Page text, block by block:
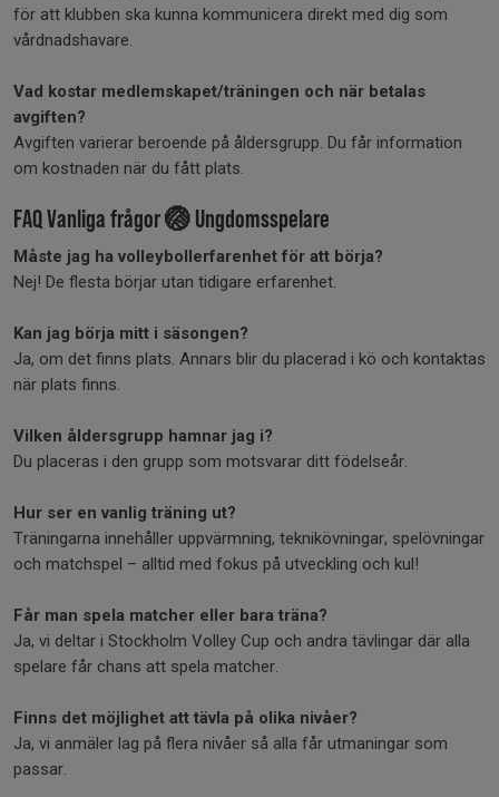
för att klubben ska kunna kommunicera direkt med dig som
vårdnadshavare.
Vad kostar medlemskapet/träningen och när betalas
avgiften?
Avgiften varierar beroende på åldersgrupp. Du får information
om kostnaden när du fått plats.
FAQ Vanliga frågor 🏐 Ungdomsspelare
Måste jag ha volleybollerfarenhet för att börja?
Nej! De flesta börjar utan tidigare erfarenhet.
Kan jag börja mitt i säsongen?
Ja, om det finns plats. Annars blir du placerad i kö och kontaktas
när plats finns.
Vilken åldersgrupp hamnar jag i?
Du placeras i den grupp som motsvarar ditt födelseår.
Hur ser en vanlig träning ut?
Träningarna innehåller uppvärmning, teknikövningar, spelövningar
och matchspel – alltid med fokus på utveckling och kul!
Får man spela matcher eller bara träna?
Ja, vi deltar i Stockholm Volley Cup och andra tävlingar där alla
spelare får chans att spela matcher.
Finns det möjlighet att tävla på olika nivåer?
Ja, vi anmäler lag på flera nivåer så alla får utmaningar som
passar.